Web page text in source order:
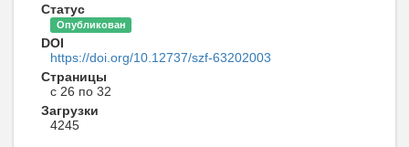
Статус
Опубликован
DOI
https://doi.org/10.12737/szf-63202003
Страницы
с 26 по 32
Загрузки
4245